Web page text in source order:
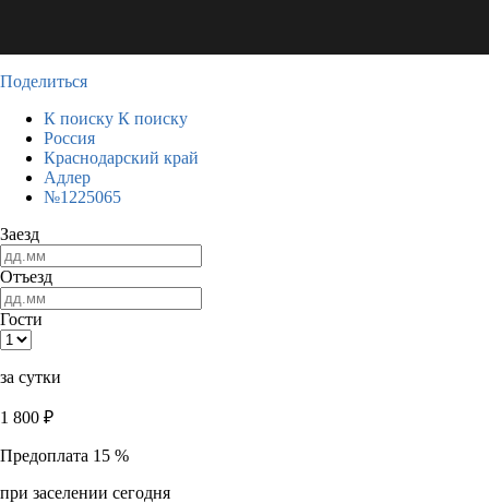
Поделиться
К поиску К поиску
Россия
Краснодарский край
Адлер
№1225065
Заезд
Отъезд
Гости
за сутки
1 800 ₽
Предоплата 15 %
при заселении сегодня